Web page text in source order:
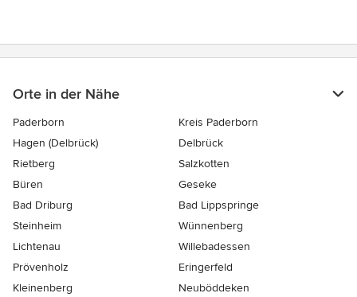
Orte in der Nähe
Paderborn
Kreis Paderborn
Hagen (Delbrück)
Delbrück
Rietberg
Salzkotten
Büren
Geseke
Bad Driburg
Bad Lippspringe
Steinheim
Wünnenberg
Lichtenau
Willebadessen
Prövenholz
Eringerfeld
Kleinenberg
Neuböddeken